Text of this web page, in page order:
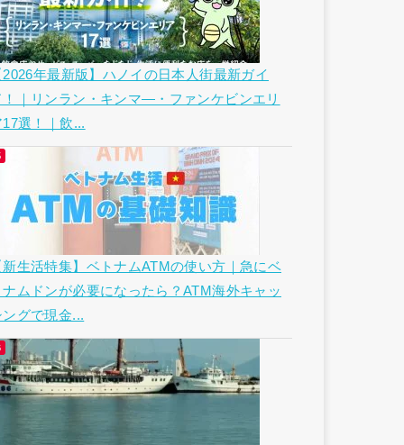
2026年最新版】ハノイの日本人街最新ガイ
！｜リンラン・キンマ―・ファンケビンエリ
17選！｜飲...
新生活特集】ベトナムATMの使い方｜急にベ
ナムドンが必要になったら？ATM海外キャッ
ングで現金...